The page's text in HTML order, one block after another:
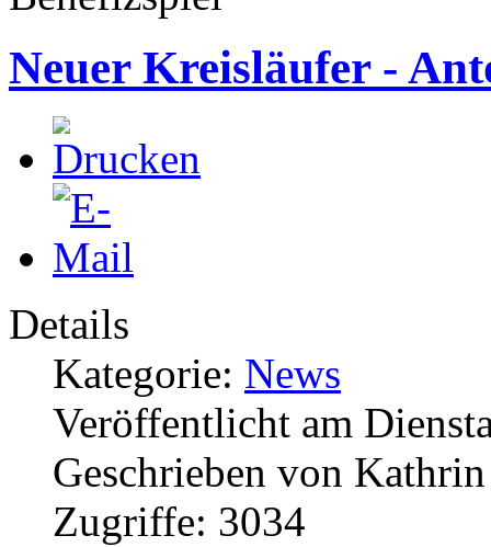
Neuer Kreisläufer -
Details
Kategorie: News
Veröffentlicht am
Geschrieben von
Zugriffe: 3034